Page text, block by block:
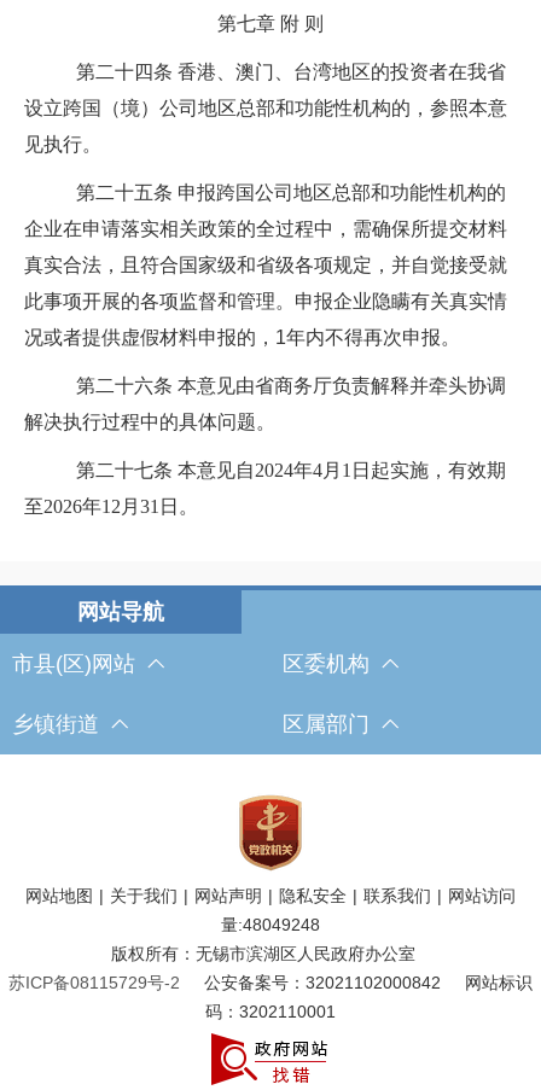
第七章 附 则
第二十四条 香港、澳门、台湾地区的投资者在我省
设立跨国（境）公司地区总部和功能性机构的，参照本意
见执行。
第二十五条 申报跨国公司地区总部和功能性机构的
企业在申请落实相关政策的全过程中，需确保所提交材料
真实合法，且符合国家级和省级各项规定，并自觉接受就
此事项开展的各项监督和管理。申报企业隐瞒有关真实情
况或者提供虚假材料申报的， 1年内不得再次申报。
第二十六条 本意见由省商务厅负责解释并牵头协调
解决执行过程中的具体问题。
第二十七条 本意见自2024年4月 1 日起实施，有效期
至2026年12 月 31 日。
市县(区)网站 区委机构
乡镇街道 区属部门
网站地图 | 关于我们 | 网站声明 | 隐私安全 | 联系我们 | 网站访问
量:48049248
版权所有：无锡市滨湖区人民政府办公室
苏ICP备08115729号-2
公安备案号：32021102000842
网站标识
码：3202110001